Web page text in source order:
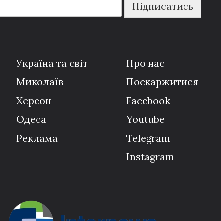
Підписатись
Україна та світ
Миколаїв
Херсон
Одеса
Реклама
Про нас
Поскаржитися
Facebook
Youtube
Telegram
Instagram